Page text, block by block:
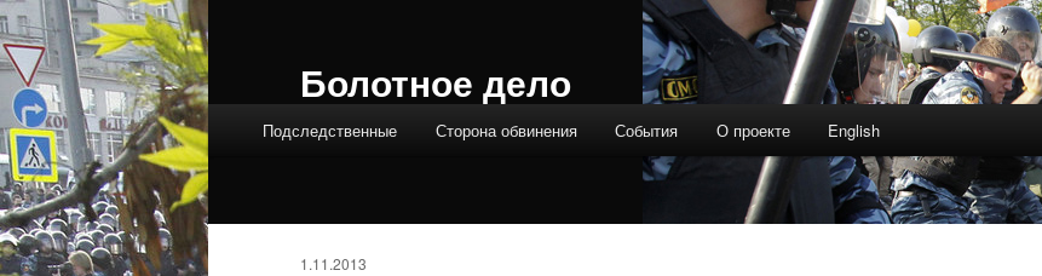
Болотное дело
Подследственные Сторона обвинения События О проекте English
1.11.2013